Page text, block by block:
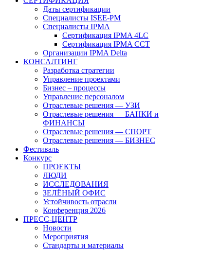
Даты сертификации
Специалисты ISEE-PM
Специалисты IPMA
Сертификация IPMA 4LC
Сертификация IPMA CCT
Организации IPMA Delta
КОНСАЛТИНГ
Разработка стратегии
Управление проектами
Бизнес – процессы
Управление персоналом
Отраслевые решения — УЗИ
Отраслевые решения — БАНКИ и
ФИНАНСЫ
Отраслевые решения — СПОРТ
Отраслевые решения — БИЗНЕС
Фестиваль
Конкурс
ПРОЕКТЫ
ЛЮДИ
ИССЛЕДОВАНИЯ
ЗЕЛЁНЫЙ ОФИС
Устойчивость отрасли
Конференция 2026
ПРЕСС-ЦЕНТР
Новости
Мероприятия
Стандарты и материалы